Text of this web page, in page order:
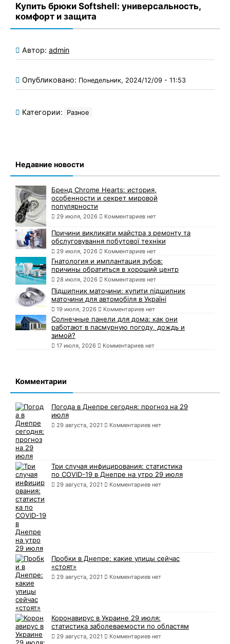
Купить брюки Softshell: универсальность,
комфорт и защита
Автор: admin
Опубликовано: Понедельник, 2024/12/09 - 11:53
Категории: Разное
Недавние новости
Бренд Chrome Hearts: история,
особенности и секрет мировой
популярности
29 июля, 2026 Комментариев нет
Причини викликати майстра з ремонту та
обслуговування побутової техніки
29 июля, 2026 Комментариев нет
Гнатология и имплантация зубов:
причины обратиться в хороший центр
28 июля, 2026 Комментариев нет
Підшипник маточини: купити підшипник
маточини для автомобіля в Україні
19 июля, 2026 Комментариев нет
Солнечные панели для дома: как они
работают в пасмурную погоду, дождь и
зимой?
17 июля, 2026 Комментариев нет
Комментарии
Погода в Днепре сегодня: прогноз на 29
июля
29 августа, 2021 Комментариев нет
Три случая инфицирования: статистика
по COVID-19 в Днепре на утро 29 июля
29 августа, 2021 Комментариев нет
Пробки в Днепре: какие улицы сейчас
«стоят»
29 августа, 2021 Комментариев нет
Коронавирус в Украине 29 июля:
статистика заболеваемости по областям
29 августа, 2021 Комментариев нет